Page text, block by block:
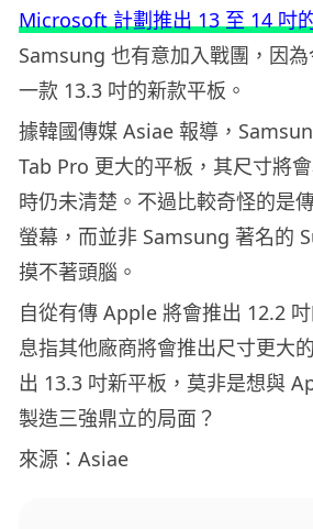
Microsoft 計劃推出 13 至 14 吋
Samsung 也有意加入戰團，因
一款 13.3 吋的新款平板。
據韓國傳媒 Asiae 報導，
Tab Pro 更大的平板，其尺寸將
時仍未清楚。不過比較奇怪的是
螢幕，而並非 Samsung 著名的
摸不著頭腦。
自從有傳 Apple 將會推出 12.2
息指其他廠商將會推出尺寸更大
出 13.3 吋新平板，莫非是想與
製造三強鼎立的局面？
來源：Asiae